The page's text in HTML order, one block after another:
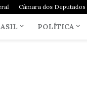
Câmara dos Deputados
POLÍTICA